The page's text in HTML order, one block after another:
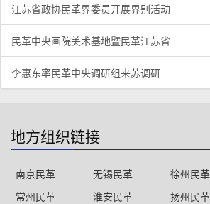
江苏省政协民革界委员开展界别活动
民革中央画院美术基地暨民革江苏省
李惠东率民革中央调研组来苏调研
地方组织链接
南京民革 无锡民革
徐州民革
常州民革
淮安民革
扬州民革